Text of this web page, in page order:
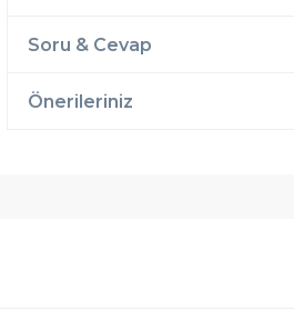
Soru & Cevap
Önerileriniz